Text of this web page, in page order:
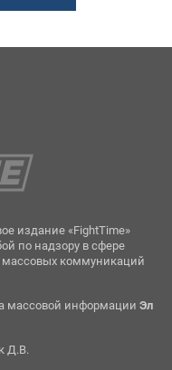
издание «FightTime»
по надзору в сфере
коммуникаций
массовой информации Эл
Д.В.